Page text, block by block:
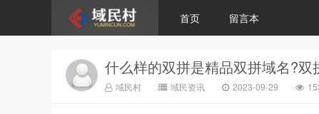
首页 留言本
什么样的双拼是精品双拼域名?双
域民村 域民资讯 2023-09-29